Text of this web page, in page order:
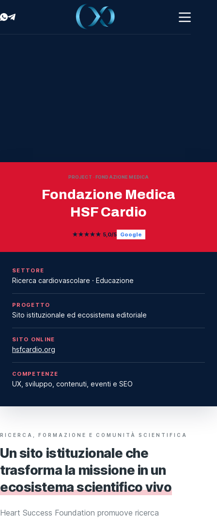
PROJECT · FONDAZIONE MEDICA
Fondazione Medica
HSF Cardio
★★★★★ 5,0/5 Google
SETTORE
Ricerca cardiovascolare · Educazione
PROGETTO
Sito istituzionale ed ecosistema editoriale
SITO ONLINE
hsfcardio.org
COMPETENZE
UX, sviluppo, contenuti, eventi e SEO
RICERCA, FORMAZIONE E COMUNITÀ SCIENTIFICA
Un sito istituzionale che
trasforma la missione in un
ecosistema scientifico vivo
Heart Success Foundation promuove ricerca